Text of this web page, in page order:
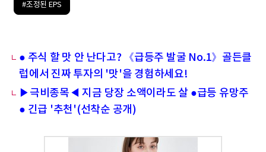
#조정된 EPS
● 주식 할 맛 안 난다고? 《급등주 발굴 No.1》골든클
럽에서 진짜 투자의 '맛'을 경험하세요!
▶극비종목◀ 지금 당장 소액이라도 살 ●급등 유망주
● 긴급 '추천'(선착순 공개)